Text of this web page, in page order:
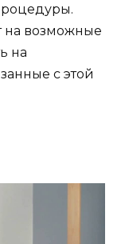
на возможные
на
с этой